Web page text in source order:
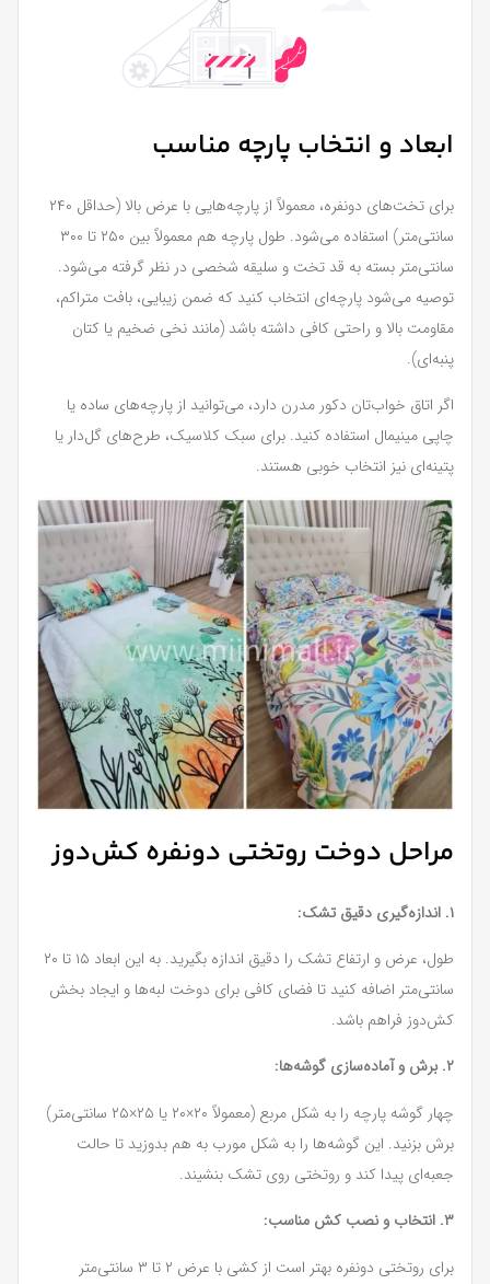
ابعاد و انتخاب پارچه مناسب
برای تخت‌های دو‌نفره، معمولاً از پارچه‌هایی با عرض بالا (حداقل ۲۴۰
سانتی‌متر) استفاده می‌شود. طول پارچه هم معمولاً بین ۲۵۰ تا ۳۰۰
سانتی‌متر بسته به قد تخت و سلیقه شخصی در نظر گرفته می‌شود.
توصیه می‌شود پارچه‌ای انتخاب کنید که ضمن زیبایی، بافت متراکم،
مقاومت بالا و راحتی کافی داشته باشد (مانند نخی ضخیم یا کتان
پنبه‌ای).
اگر اتاق خواب‌تان دکور مدرن دارد، می‌توانید از پارچه‌های ساده یا
چاپی مینیمال استفاده کنید. برای سبک کلاسیک، طرح‌های گل‌دار یا
پتینه‌ای نیز انتخاب خوبی هستند.
مراحل دوخت روتختی دونفره کش‌دوز
۱. اندازه‌گیری دقیق تشک:
طول، عرض و ارتفاع تشک را دقیق اندازه بگیرید. به این ابعاد ۱۵ تا ۲۰
سانتی‌متر اضافه کنید تا فضای کافی برای دوخت لبه‌ها و ایجاد بخش
کش‌دوز فراهم باشد.
۲. برش و آماده‌سازی گوشه‌ها:
چهار گوشه پارچه را به شکل مربع (معمولاً ۲۰×۲۰ یا ۲۵×۲۵ سانتی‌متر)
برش بزنید. این گوشه‌ها را به شکل مورب به هم بدوزید تا حالت
جعبه‌ای پیدا کند و روتختی روی تشک بنشیند.
۳. انتخاب و نصب کش مناسب:
برای روتختی دونفره بهتر است از کشی با عرض ۲ تا ۳ سانتی‌متر